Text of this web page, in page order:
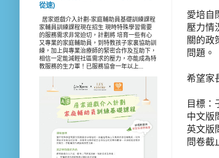
愛培自
壓力情
關的政
問題。
希望家
目標：
中文版
英文版
問卷截
從速)
居家遊戲介入計劃-家庭輔助員基礎訓練課程
家輔員訓練課程現在招生 現時特殊學習需要
的服務需求非常迫切，計劃將 培育一些有心
又專業的家庭輔助員，到特教孩子家裏協助訓
練，加上與專業治療師的緊密合作及互助下，
相信一定能減輕社區需求的壓力，亦能成為特
教服務的生力軍！已服務協會一年以上...